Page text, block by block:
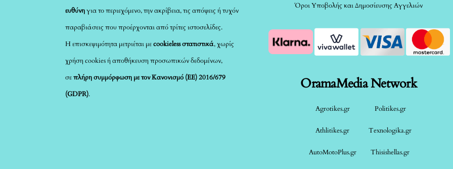
ευθύνηγια το περιεχόμενο, την ακρίβεια, τις απόψεις ή τυχόν
παραβιάσεις που προέρχονται από τρίτες ιστοσελίδες.
Η επισκεψιμότητα μετριέται μεcookieless στατιστικά, χωρίς
χρήση cookies ή αποθήκευση προσωπικών δεδομένων,
σεπλήρη συμμόρφωση με τον Κανονισμό (ΕΕ) 2016/679
(GDPR).
Όροι Υποβολής και Δημοσίευσης Αγγελιών
OramaMedia Network
Agrotikes.gr Politikes.gr
Athlitikes.gr Texnologika.gr
AutoMotoPlus.gr Thisishellas.gr